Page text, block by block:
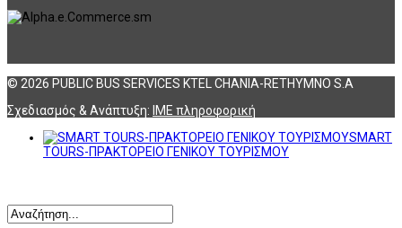
© 2026 PUBLIC BUS SERVICES KTEL CHANIA-RETHYMNO S.A
Σχεδιασμός & Ανάπτυξη: ΙΜΕ πληροφορική
SMART
TOURS-ΠΡΑΚΤΟΡΕΙΟ ΓΕΝΙΚΟΥ ΤΟΥΡΙΣΜΟΥ